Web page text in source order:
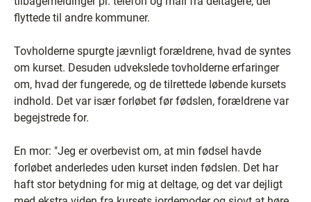
flyttede til andre kommuner.
Tovholderne spurgte jævnligt forældrene, hvad de syntes
om kurset. Desuden udvekslede tovholderne erfaringer
om, hvad der fungerede, og de tilrettede løbende kursets
indhold. Det var især forløbet før fødslen, forældrene var
begejstrede for.
En mor: "Jeg er overbevist om, at min fødsel havde
forløbet anderledes uden kurset inden fødslen. Det har
haft stor betydning for mig at deltage, og det var dejligt